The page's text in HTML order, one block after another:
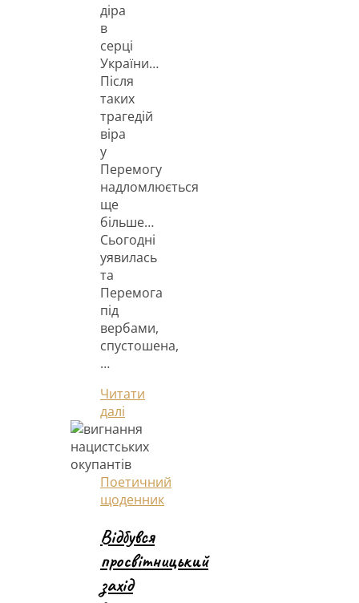
діра
в
серці
України…
Після
таких
трагедій
віра
у
Перемогу
надломлюється
ще
більше…
Сьогодні
уявилась
та
Перемога
під
вербами,
спустошена,
…
Читати
далі
Поетичний
щоденник
Відбувся
просвітницький
захід